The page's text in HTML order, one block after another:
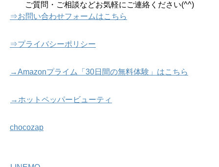
ご質問・ご相談などお気軽にご連絡ください(^^)
⇒お問い合わせフォームはこちら
⇒プライバシーポリシー
→Amazonプライム「30日間の無料体験」はこちら
→ホットペッパービューティ
chocozap